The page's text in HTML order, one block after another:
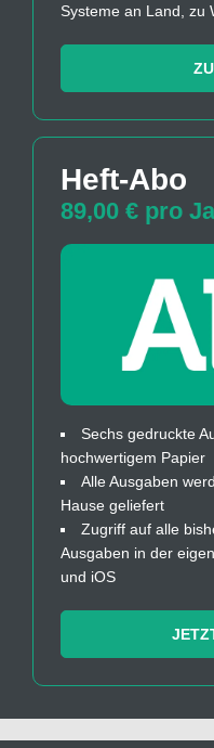
Systeme an Land, zu
Heft-Abo
89,00 € pro
Sechs gedruckte
hochwertigem Papier
Alle Ausgaben
Hause geliefert
Zugriff auf alle
Ausgaben in der
und iOS